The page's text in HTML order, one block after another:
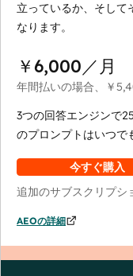
立っているか、そして
なります。
￥6,000／月
年間払いの場合、 ￥
3つの回答エンジンで
のプロンプトはいつで
今すぐ購入
追加のサブスクリプシ
AEOの詳細